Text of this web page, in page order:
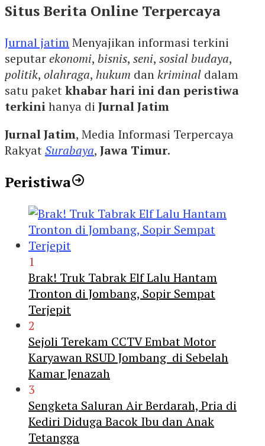
Situs Berita Online Terpercaya
Jurnal jatimMenyajikan informasi terkini
seputarekonomi, bisnis, seni, sosial budaya,
politik, olahraga, hukum dankriminal dalam
satu paketkhabar hari ini dan peristiwa
terkinihanya di Jurnal Jatim
Jurnal Jatim, Media Informasi Terpercaya
RakyatSurabaya, Jawa Timur.
Peristiwa
1
Brak! Truk Tabrak Elf Lalu Hantam
Tronton di Jombang, Sopir Sempat
Terjepit
2
Sejoli Terekam CCTV Embat Motor
Karyawan RSUD Jombang di Sebelah
Kamar Jenazah
3
Sengketa Saluran Air Berdarah, Pria di
Kediri Diduga Bacok Ibu dan Anak
Tetangga